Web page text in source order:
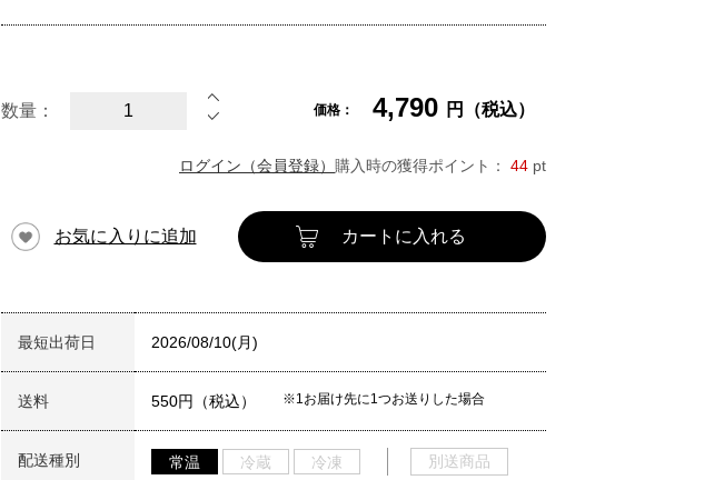
数量： 価格： 4,790 円（税込）
ログイン（会員登録） 購入時の獲得ポイント： 44 pt
お気に入りに追加 カートに入れる
最短出荷日 2026/08/10(月)
送料 550円（税込） ※1お届け先に1つお送りした場合
配送種別 常温 冷蔵 冷凍 別送商品